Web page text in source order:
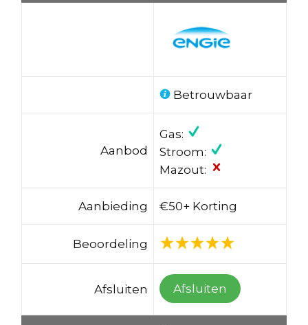
Betrouwbaar
Aanbod
Gas:
Stroom:
Mazout:
Aanbieding €50+ Korting
Beoordeling
Afsluiten Afsluiten